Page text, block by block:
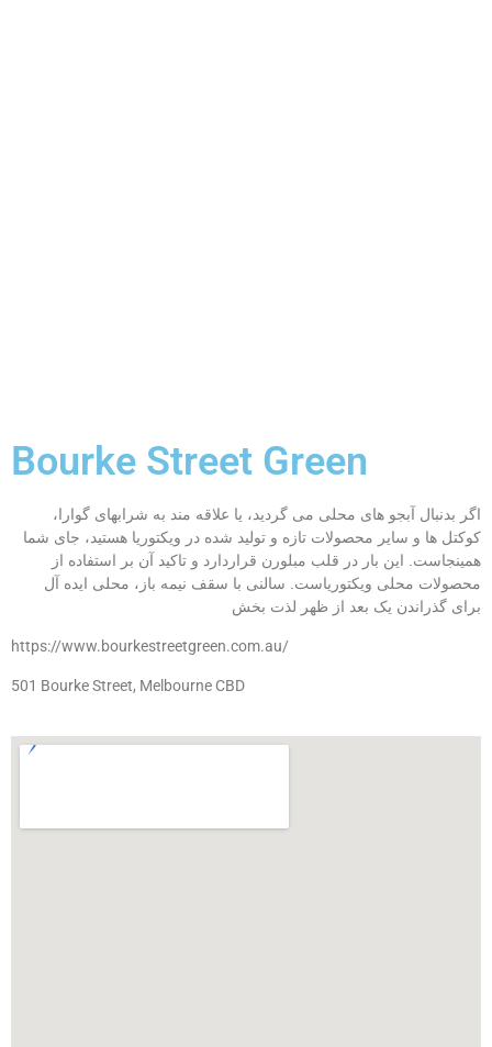
Bourke Street Green
اگر بدنبال آبجو های محلی می گردید، یا علاقه مند به شرابهای گوارا،
کوکتل ها و سایر محصولات تازه و تولید شده در ویکتوریا هستید، جای شما
همینجاست. این بار در قلب مبلورن قراردارد و تاکید آن بر استفاده از
محصولات محلی ویکتوریاست. سالنی با سقف نیمه باز، محلی ایده آل
برای گذراندن یک بعد از ظهر لذت بخش
https://www.bourkestreetgreen.com.au/
501 Bourke Street, Melbourne CBD